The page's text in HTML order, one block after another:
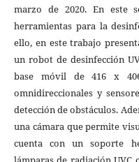
marzo de 2020. En este
herramientas para la
ello, en este trabajo
un robot de desinfección
base móvil de 416 x
omnidireccionales y
detección de obstáculos.
una cámara que permite
cuenta con un soporte